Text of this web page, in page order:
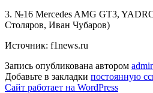
3. №16 Mercedes AMG GT3,
Столяров, Иван Чубаров)
Источник: f1news.ru
Запись опубликована автором
Добавьте в закладки постоянную
Сайт работает на WordPress